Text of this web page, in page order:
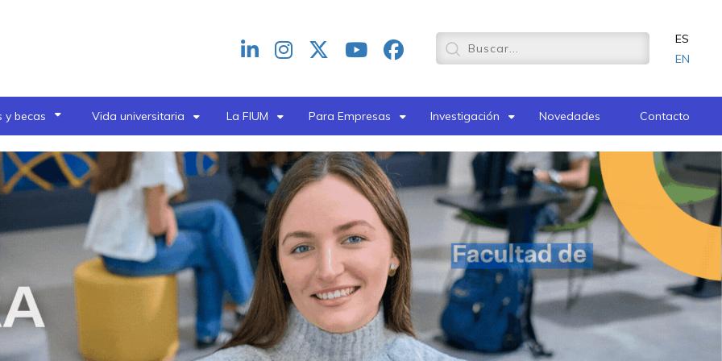
Redes
header
ES
EN
y becas Vida universitaria La FIUM Para Empresas Investigación Novedades Contacto